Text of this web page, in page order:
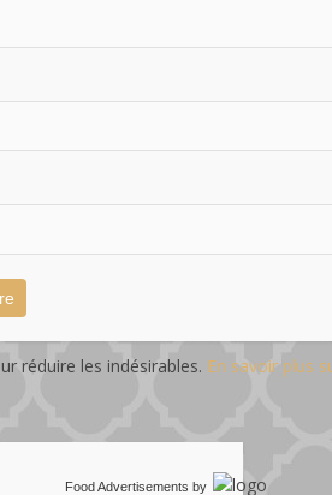
réduire les indésirables. En savoir plus
Food Advertisements by